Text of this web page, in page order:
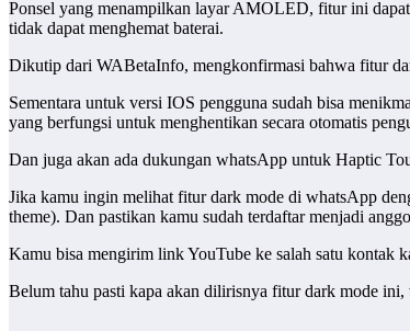
Ponsel yang menampilkan layar AMOLED, fitur ini
tidak dapat menghemat baterai.
Dikutip dari WABetaInfo, mengkonfirmasi bahwa fitur
Sementara untuk versi IOS pengguna sudah bisa
yang berfungsi untuk menghentikan secara otomatis
Dan juga akan ada dukungan whatsApp untuk Haptic
Jika kamu ingin melihat fitur dark mode di whatsApp
theme). Dan pastikan kamu sudah terdaftar menjadi
Kamu bisa mengirim link YouTube ke salah satu
Belum tahu pasti kapa akan dilirisnya fitur dark mode